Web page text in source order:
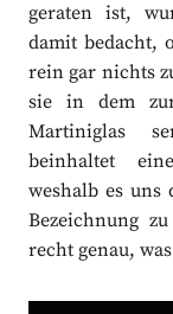
geraten ist,
damit bedacht,
rein gar nichts
sie in dem
Martiniglas
beinhaltet
weshalb es uns
Bezeichnung
recht genau,